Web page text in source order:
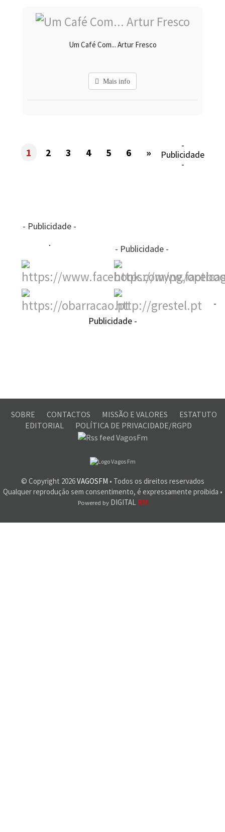
Um Café Com... Artur Fresco
Mais info
1 2 3 4 5 6 »
-
Publicidade
-
- Publicidade -
- Publicidade -
-
Publicidade -
SOBRE CONTACTOS MISSÃO E VALORES
ESTATUTO
EDITORIAL
POLÍTICA DE PRIVACIDADE/RGPD
© Copyright 2026VAGOSFM • Todos os direitos reservados
Qualquer reprodução sem consentimento, é expressamente proibida •
Powered byDIGITAL RM